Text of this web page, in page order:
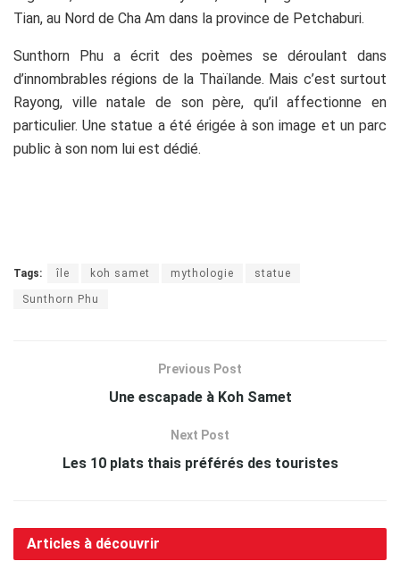
Tian, au Nord de Cha Am dans la province de Petchaburi.
Sunthorn Phu a écrit des poèmes se déroulant dans
d’innombrables régions de la Thaïlande. Mais c’est surtout
Rayong, ville natale de son père, qu’il affectionne en
particulier. Une statue a été érigée à son image et un parc
public à son nom lui est dédié.
Tags: île koh samet mythologie statue
Sunthorn Phu
Previous Post
Une escapade à Koh Samet
Next Post
Les 10 plats thais préférés des touristes
Articles à découvrir